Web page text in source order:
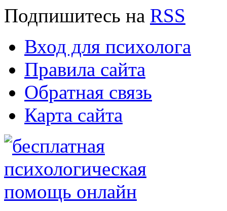
Подпишитесь на RSS
Вход для психолога
Правила сайта
Обратная связь
Карта сайта